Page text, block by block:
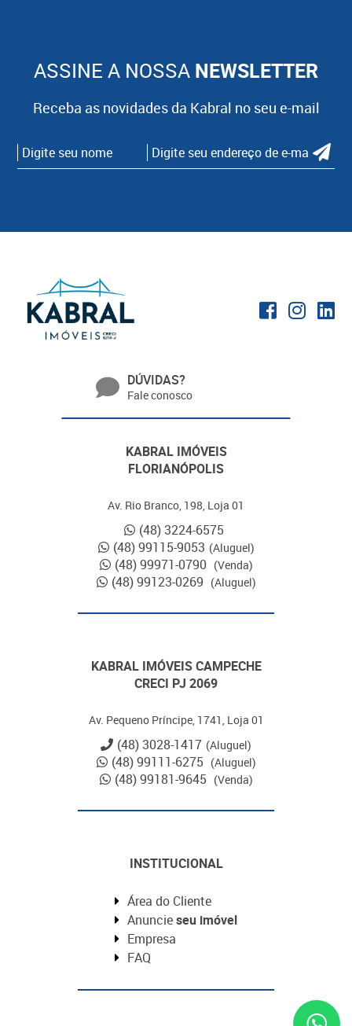
ASSINE A NOSSA NEWSLETTER
Receba as novidades da Kabral no seu e-mail
DÚVIDAS?
Fale conosco
KABRAL IMÓVEIS
FLORIANÓPOLIS
Av. Rio Branco, 198, Loja 01
(48) 3224-6575
(48) 99115-9053 (Aluguel)
(48) 99971-0790 (Venda)
(48) 99123-0269 (Aluguel)
KABRAL IMÓVEIS CAMPECHE
CRECI PJ 2069
Av. Pequeno Príncipe, 1741, Loja 01
(48) 3028-1417 (Aluguel)
(48) 99111-6275 (Aluguel)
(48) 99181-9645 (Venda)
INSTITUCIONAL
Área do Cliente
Anuncieseu imóvel
Empresa
FAQ